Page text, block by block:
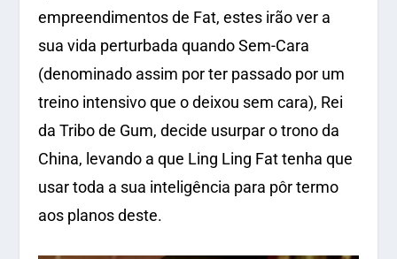
empreendimentos de Fat, estes irão ver a
sua vida perturbada quando Sem-Cara
(denominado assim por ter passado por um
treino intensivo que o deixou sem cara), Rei
da Tribo de Gum, decide usurpar o trono da
China, levando a que Ling Ling Fat tenha que
usar toda a sua inteligência para pôr termo
aos planos deste.